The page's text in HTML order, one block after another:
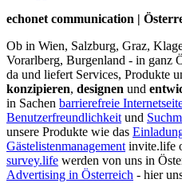
echonet communication |
Ob in Wien, Salzburg, Graz,
Vorarlberg, Burgenland - in ganz
da und liefert Services, Produkte
konzipieren, designen und
in Sachen barrierefreie
Benutzerfreundlichkeit und
unsere Produkte wie das
Gästelistenmanagement invite.life
survey.life werden von uns in
Advertising in Österreich - hier